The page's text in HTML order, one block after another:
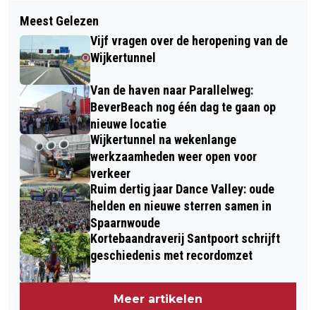
WEEK VOOR ONTMOETING VAN 29
SEPTEMBER T/M 6 OKTOBER IN
BEVERWIJK
VANDAAG IN HET DUIN #8: OP ZOEK
NAAR DE DUINDOORN
Meest Gelezen
Vijf vragen over de heropening van de
Wijkertunnel
Van de haven naar Parallelweg:
BeverBeach nog één dag te gaan op
nieuwe locatie
Wijkertunnel na wekenlange
werkzaamheden weer open voor
verkeer
Ruim dertig jaar Dance Valley: oude
helden en nieuwe sterren samen in
Spaarnwoude
Kortebaandraverij Santpoort schrijft
geschiedenis met recordomzet
Meer artikelen